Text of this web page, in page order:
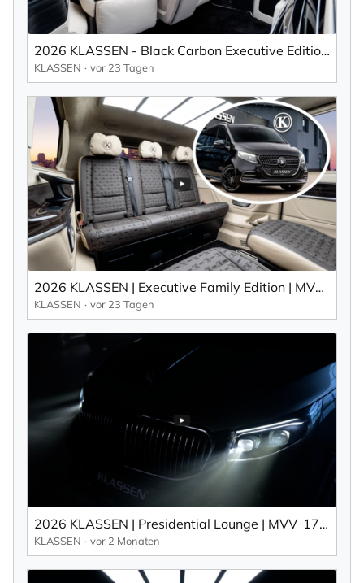
2026 KLASSEN - Black Carbon Executive Edition | MVV_1713
KLASSEN vor 23 Tagen
2026 KLASSEN | Executive Family Edition | MVV_1699
KLASSEN vor 23 Tagen
2026 KLASSEN | Presidential Lounge | MVV_1742
KLASSEN vor 2 Monaten